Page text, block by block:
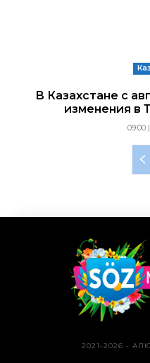
В Казахстане с
изменения в
09:00
2021-2026 -